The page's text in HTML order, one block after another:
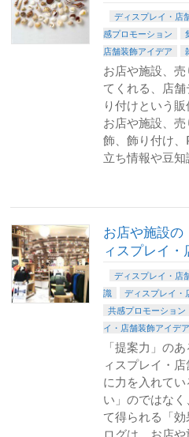
ディスプレイ・店
感プロモーション
店舗装飾アイデア
お店や施設、
てくれる、店
り付けという
お店や施設、
飾、飾り付け、
立ち情報や豆
お店や施設の
ィスプレイ・
ディスプレイ・店
識
ディスプレイ・
共感プロモーション
イ・店舗装飾アイデア
「提案力」の
ィスプレイ・店
に力を入れて
い」のではな
て得られる「